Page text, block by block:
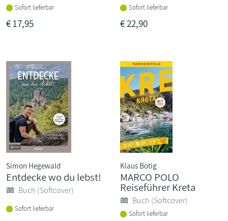
Sofort lieferbar
€17,95
Sofort lieferbar
€22,90
Simon Hegewald
Entdecke wo du lebst!
Buch (Softcover)
Sofort lieferbar
Klaus Bötig
MARCO POLO
Reiseführer Kreta
Buch (Softcover)
Sofort lieferbar